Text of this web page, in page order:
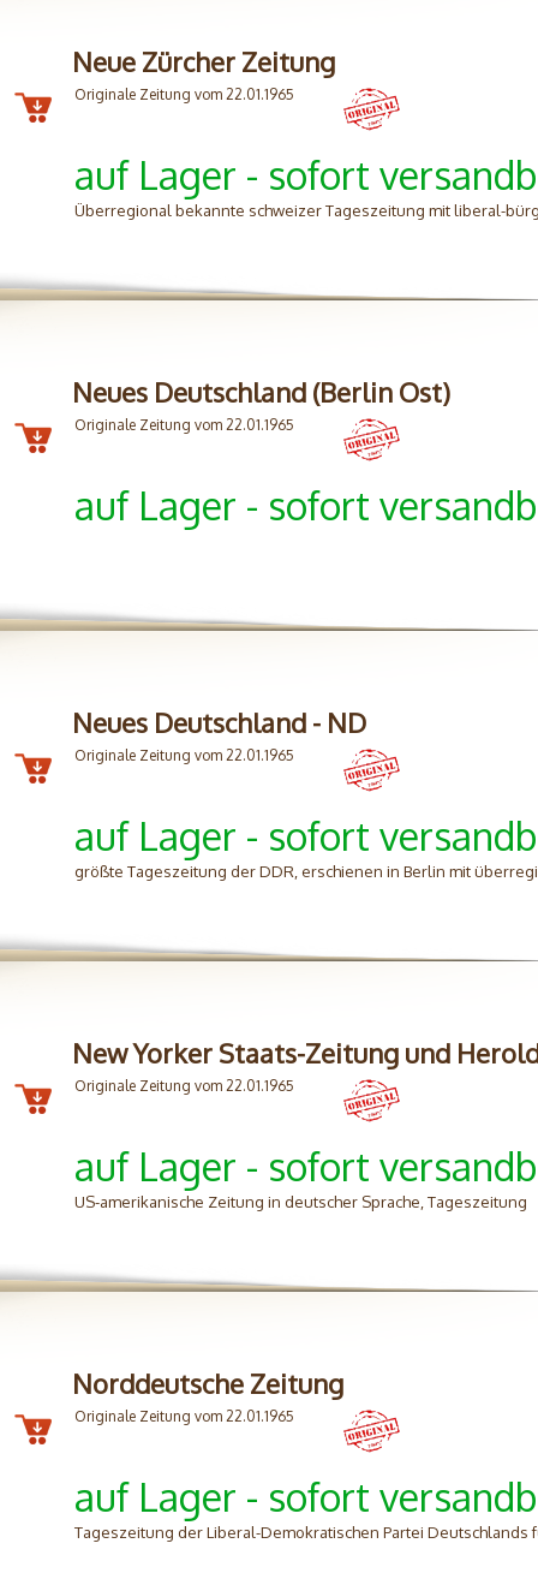
Neue Zürcher Zeitung
Originale Zeitung vom 22.01.1965
auf Lager - sofort
Überregional bekannte schweizer Tageszeitung mit liberal-
Neues Deutschland (Berlin Ost)
Originale Zeitung vom 22.01.1965
auf Lager - sofort
Neues Deutschland - ND
Originale Zeitung vom 22.01.1965
auf Lager - sofort
größte Tageszeitung der DDR, erschienen in Berlin mit
New Yorker Staats-Zeitung und
Originale Zeitung vom 22.01.1965
auf Lager - sofort
US-amerikanische Zeitung in deutscher Sprache, Tageszeitung
Norddeutsche Zeitung
Originale Zeitung vom 22.01.1965
auf Lager - sofort
Tageszeitung der Liberal-Demokratischen Partei